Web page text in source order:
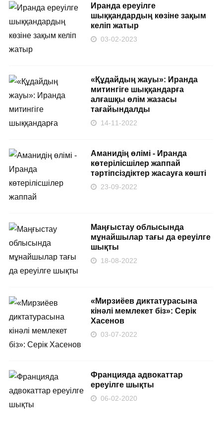
Иранда ереуілге
шыққандардың көзіне зақым
келіп жатыр
03-02-2023
«Құдайдың жауы»: Иранда
митингіге шыққандарға
алғашқы өлім жазасы
тағайындалды
14-11-2022
Аманидің өлімі - Иранда
көтерілісшілер жаппай
тәртіпсіздіктер жасауға көшті
23-09-2022
Маңғыстау облысында
мұнайшылар тағы да ереуілге
шықты
18-08-2022
«Мирзиёев диктатурасына
кінәлі мемлекет біз»: Серік
Хасенов
03-07-2022
Францияда адвокаттар
ереуілге шықты
06-02-2020